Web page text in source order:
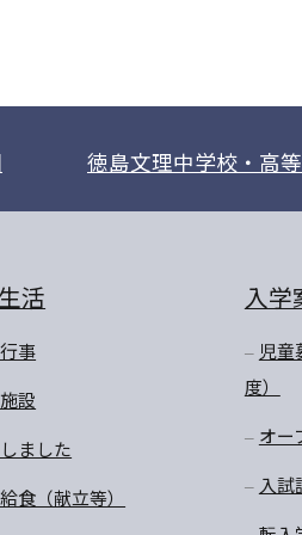
徳島文理中学校・高
活
事
設
ました
食（献立等）
入学
児童
度）
オー
入試